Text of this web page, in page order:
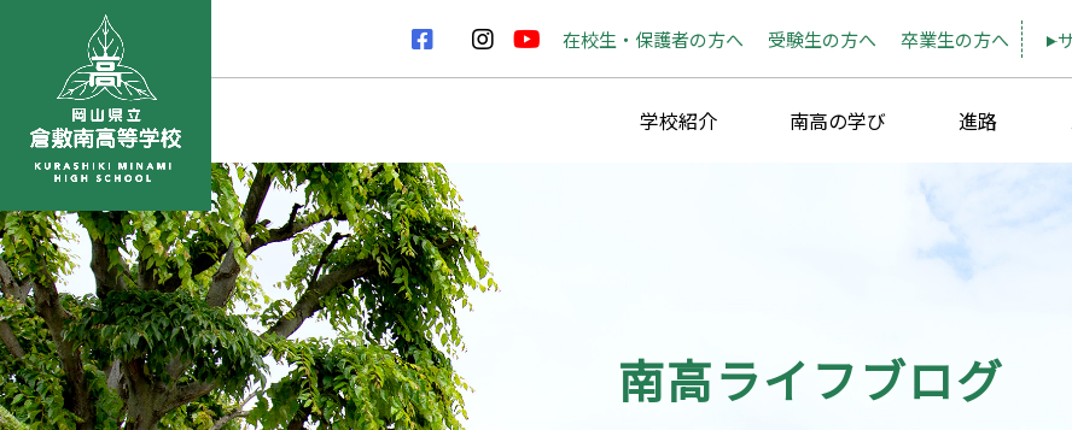
在校生・保護者の方へ 受験生の方へ 卒業生の方へ
学校紹介 南高の学び 進路
南高ライフブログ